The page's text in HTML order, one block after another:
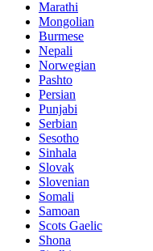
Marathi
Mongolian
Burmese
Nepali
Norwegian
Pashto
Persian
Punjabi
Serbian
Sesotho
Sinhala
Slovak
Slovenian
Somali
Samoan
Scots Gaelic
Shona